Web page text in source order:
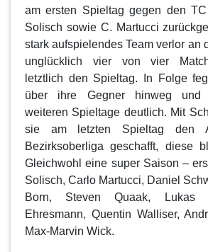
am ersten Spieltag gegen den
Solisch sowie C. Martucci
stark aufspielendes Team verlor an
unglücklich vier von vier
letztlich den Spieltag. In Folge
über ihre Gegner hinweg und
weiteren Spieltage deutlich. Mit
sie am letzten Spieltag den
Bezirksoberliga geschafft, diese
Gleichwohl eine super Saison –
Solisch, Carlo Martucci, Daniel
Born, Steven Quaak, Lukas
Ehresmann, Quentin Walliser,
Max-Marvin Wick.